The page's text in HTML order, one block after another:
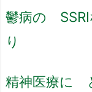
鬱病の
り
精神医療に